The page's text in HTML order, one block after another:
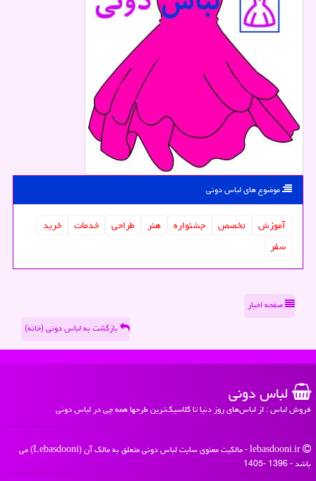
موضوع های لباس دونی
آموزش تخصص جشنواره هنر طراحی خدمات
خرید
سفر
صفحه اخبار
بازگشت به لباس دونی (خانه)
لباس دونی
فروش لباس : از لباس‌های روز دنیا تا کلاسیک‌ترین طرحها همه چی در لباس دونی
lebasdooni.ir - مالکیت معنوی سایت لباس دونی متعلق به مالک آن (Lebasdooni) می
باشد - 1396 -1405